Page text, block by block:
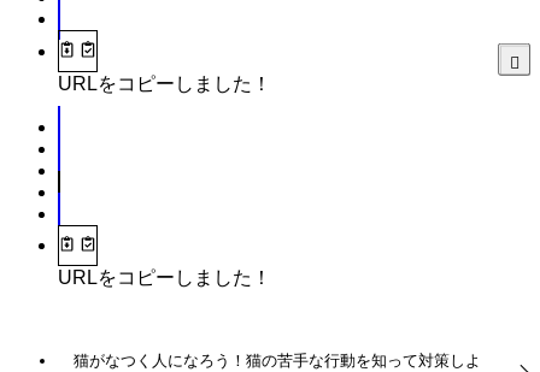
URLをコピーしました！
URLをコピーしました！
猫がなつく人になろう！猫の苦手な行動を知って対策しよ